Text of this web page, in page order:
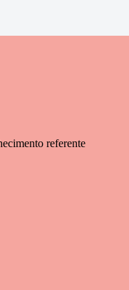
referente